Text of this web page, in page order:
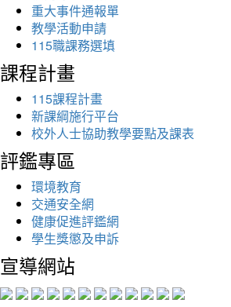
重大事件通報單
教學活動申請
115職課務選填
課程計畫
115課程計畫
新課綱施行平台
校外人士協助教學要點及課表
評鑑專區
環境教育
交通安全網
健康促進評鑑網
學生獎懲及申訴
宣導網站